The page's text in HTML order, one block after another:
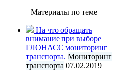
Материалы по теме
На что обращать
внимание при выборе
ГЛОНАСС мониторинг
транспорта. Мониторинг
транспорта 07.02.2019